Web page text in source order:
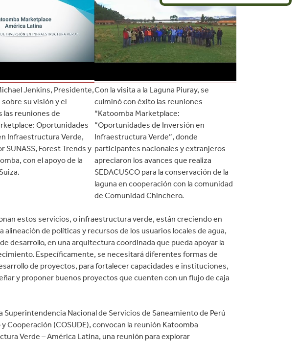
Jenkins, Presidente,
su visión y el
las reuniones de
Oportunidades
Infraestructura Verde,
SUNASS, Forest Trends y
con el apoyo de la
Con la visita a la Laguna Piuray, se
culminó con éxito las reuniones
“Katoomba Marketplace:
“Oportunidades de Inversión en
Infraestructura Verde”, donde
participantes nacionales y extranjeros
apreciaron los avances que realiza
SEDACUSCO para la conservación de la
laguna en cooperación con la comunidad
de Comunidad Chinchero.
estos servicios, o infraestructura verde, están creciendo en
de políticas y recursos de los usuarios locales de agua,
desarrollo, en una arquitectura coordinada que pueda apoyar la
Específicamente, se necesitará diferentes formas de
de proyectos, para fortalecer capacidades e instituciones,
y proponer buenos proyectos que cuenten con un flujo de caja
Nacional de Servicios de Saneamiento de Perú
Cooperación (COSUDE), convocan la reunión Katoomba
Verde – América Latina, una reunión para explorar